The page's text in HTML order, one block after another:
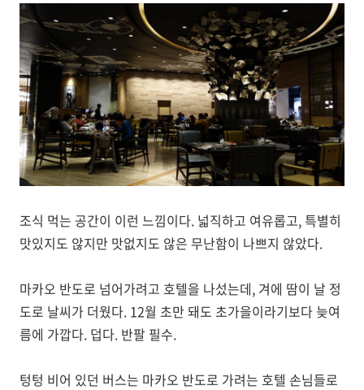
조식 먹는 공간이 이런 느낌이다. 넓직하고 여유롭고, 특별히
맛있지도 않지만 맛없지도 않은 무난함이 나쁘지 않았다.
마카오 반도로 넘어가려고 호텔을 나섰는데, 겨에 땀이 날 정
도로 날씨가 더웠다. 12월 초만 돼도 초가을이라기보다 늦여
름에 가깝다. 덥다. 반팔 필수.
텅텅 비어 있던 버스는 마카오 반도로 가려는 호텔 손님들로